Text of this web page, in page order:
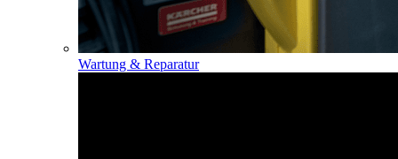
Wartung & Reparatur